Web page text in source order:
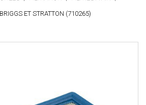
ET STRATTON (710265)